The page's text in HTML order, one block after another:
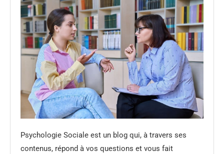
Psychologie Sociale est un blog qui, à travers ses
contenus, répond à vos questions et vous fait